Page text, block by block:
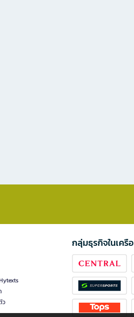
ว
กลุ่มธุรกิจในเครือ